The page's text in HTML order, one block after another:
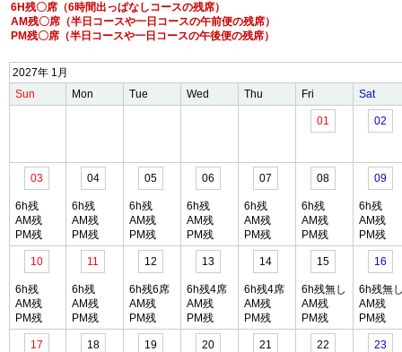
6H残〇席（6時間出っぱなしコースの残席）
AM残〇席（半日コースや一日コースの午前便の残席）
PM残〇席（半日コースや一日コースの午後便の残席）
2027年 1月
Sun
Mon Tue Wed Thu Fri Sat
01 02
03
6h残
AM残
PM残
04
6h残
AM残
PM残
05
6h残
AM残
PM残
06
6h残
AM残
PM残
07
6h残
AM残
PM残
08
6h残
AM残
PM残
09
6h残
AM残
PM残
10
6h残
AM残
PM残
11
6h残
AM残
PM残
12
6h残6席
AM残
PM残
13
6h残4席
AM残
PM残
14
6h残4席
AM残
PM残
15
6h残無し
AM残
PM残
16
6h残無
AM残
PM残
17 18 19 20 21 22 23